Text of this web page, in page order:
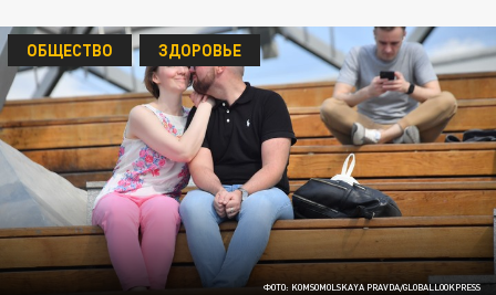
ФОТО: KOMSOMOLSKAYA PRAVDA/GLOBALLOOKPRESS
ОБЩЕСТВО ЗДОРОВЬЕ